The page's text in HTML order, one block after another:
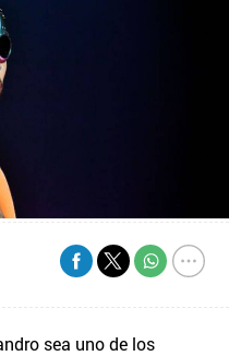
sea uno de los